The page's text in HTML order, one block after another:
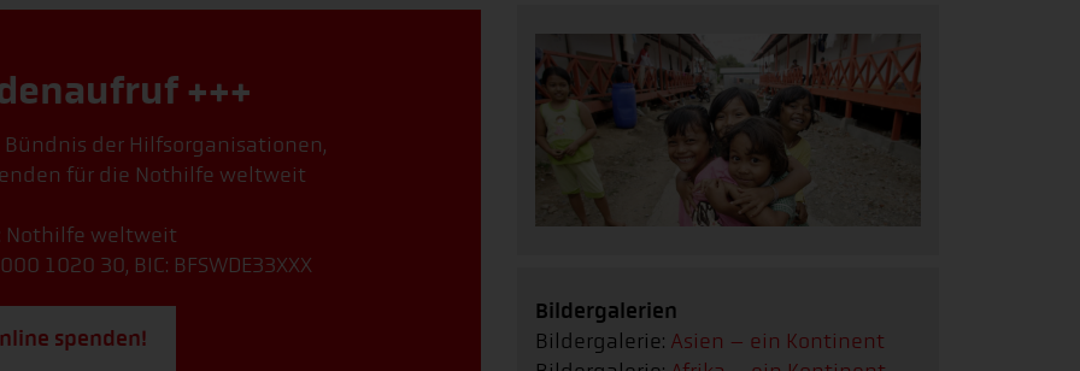
+++
der Hilfsorganisationen,
für die Nothilfe weltweit
Nothilfe weltweit
1020 30, BIC: BFSWDE33XXX
spenden!
Bildergalerien
Bildergalerie: Asien – ein Kontinent